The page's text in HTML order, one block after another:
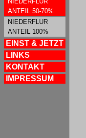
ANTEIL 50-70%
NIEDERFLUR
ANTEIL 100%
EINST & JETZT
LINKS
KONTAKT
IMPRESSUM